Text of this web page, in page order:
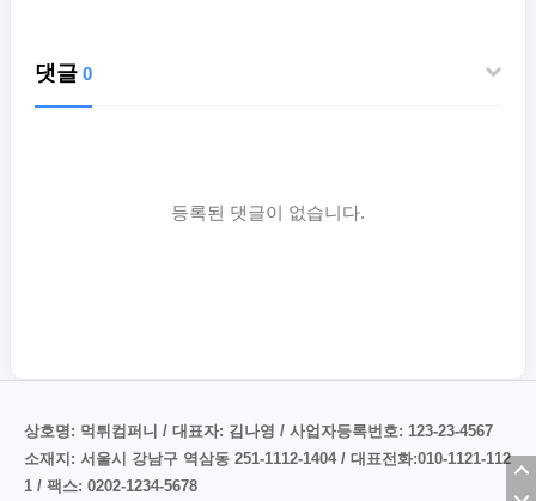
댓글 0
등록된 댓글이 없습니다.
상호명: 먹튀컴퍼니 / 대표자: 김나영 / 사업자등록번호: 123-23-4567
소재지: 서울시 강남구 역삼동 251-1112-1404 / 대표전화:010-1121-112
1 / 팩스: 0202-1234-5678